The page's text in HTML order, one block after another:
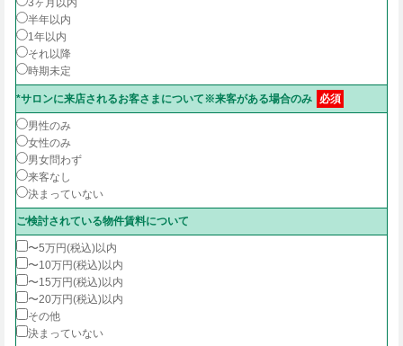
3ヶ月以内
半年以内
1年以内
それ以降
時期未定
*サロンに来店されるお客さまについて※来客がある場合のみ 必須
男性のみ
女性のみ
男女問わず
来客なし
決まっていない
ご検討されている物件賃料について
〜5万円(税込)以内
〜10万円(税込)以内
〜15万円(税込)以内
〜20万円(税込)以内
その他
決まっていない